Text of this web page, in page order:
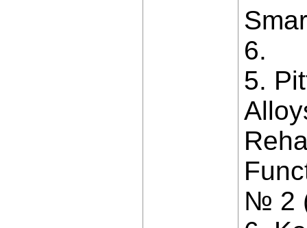
6.
5.
№ 2